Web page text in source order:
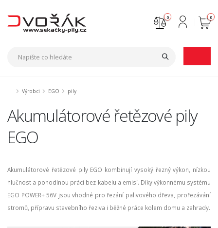
0
0
Výrobci EGO pily
Akumulátorové řetězové pily
EGO
Akumulátorové řetězové pily EGO kombinují vysoký řezný výkon, nízkou
hlučnost a pohodlnou práci bez kabelu a emisí. Díky výkonnému systému
EGO POWER+ 56V jsou vhodné pro řezání palivového dřeva, prořezávání
stromů, přípravu stavebního řeziva i běžné práce kolem domu a zahrady.